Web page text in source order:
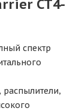
CT4-
спектр